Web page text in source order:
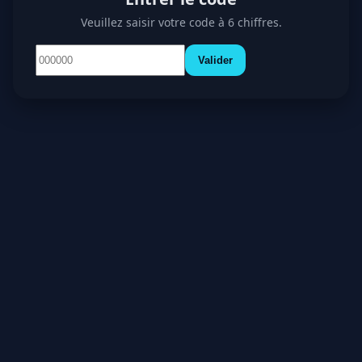
Veuillez saisir votre code à 6 chiffres.
Valider